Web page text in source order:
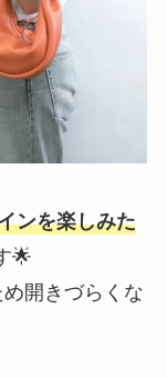
ンを楽しみた
🌟
開きづらくな